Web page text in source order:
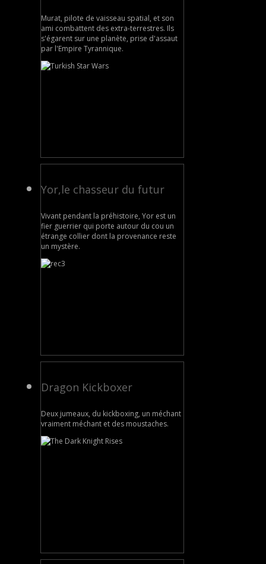
Murat, pilote de vaisseau spatial, et son
ami combattent des extra-terrestres. Ils
s'égarent sur une planète, prise d'assaut
par l'Empire Tyrannique.
Yor,le chasseur du futur
Vivant pendant la préhistoire, Yor est un
fier guerrier qui porte autour du cou un
étrange collier dont la provenance reste
un mystère.
Dragon Kickboxer
Deux jumeaux, du kickboxing, un méchant
vraiment méchant et des moustaches.